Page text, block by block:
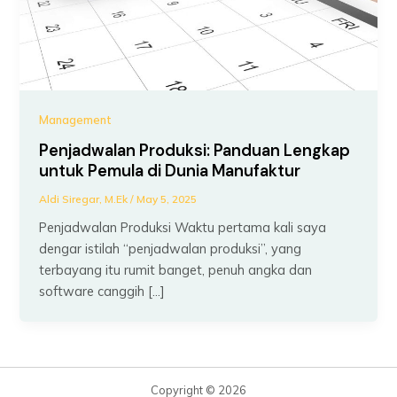
Management
Penjadwalan Produksi: Panduan Lengkap
untuk Pemula di Dunia Manufaktur
Aldi Siregar, M.Ek/May 5, 2025
Penjadwalan Produksi Waktu pertama kali saya
dengar istilah “penjadwalan produksi”, yang
terbayang itu rumit banget, penuh angka dan
software canggih […]
Copyright © 2026